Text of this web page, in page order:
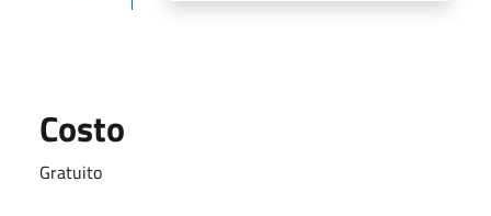
Costo
Gratuito